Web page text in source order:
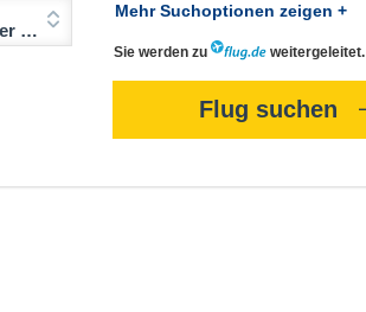
Mehr Suchoptionen zeigen +
Sie werden zu weitergeleitet.
Flug suchen